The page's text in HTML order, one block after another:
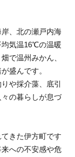
、北の瀬戸内海
均気温16℃の温暖
で温州みかん、
盛んです。
や採介藻、底引
の暮らしが息づ
きた伊方町です
への不安感や危